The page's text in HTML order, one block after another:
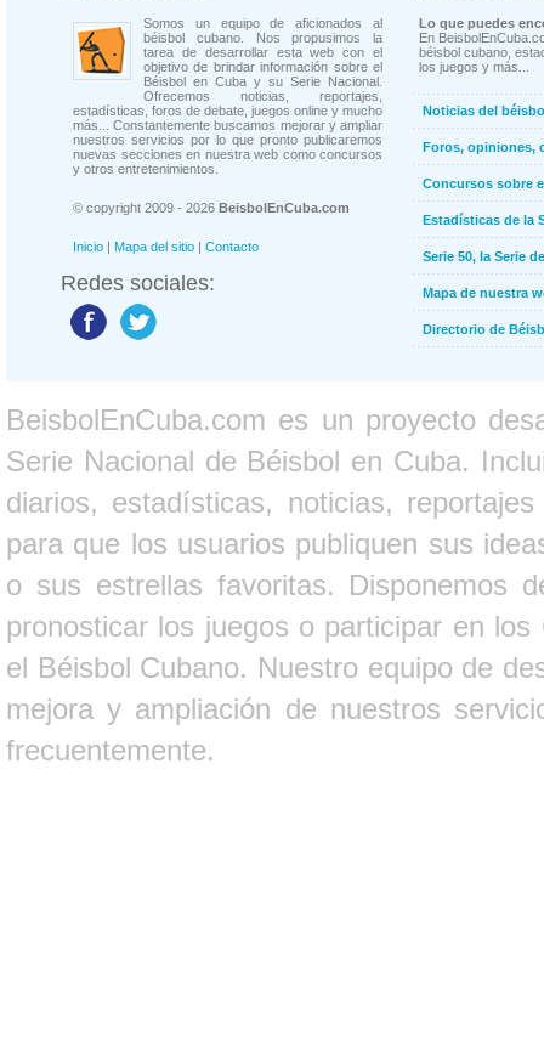
Somos un equipo de aficionados al
béisbol cubano. Nos propusimos la
tarea de desarrollar esta web con el
objetivo de brindar información sobre el
Béisbol en Cuba y su Serie Nacional.
Ofrecemos noticias, reportajes,
estadísticas, foros de debate, juegos online y mucho
más... Constantemente buscamos mejorar y ampliar
nuestros servicios por lo que pronto publicaremos
nuevas secciones en nuestra web como concursos
y otros entretenimientos.
© copyright 2009 - 2026 BeisbolEnCuba.com
Inicio | Mapa del sitio | Contacto
Redes sociales:
Lo que puedes
En
béisbol cubano,
los juegos y más...
Noticias del
Foros, opiniones,
Concursos sobre
Estadísticas de la
Serie 50, la Serie
Mapa de nuestra
Directorio de
BeisbolEnCuba.com es un proyecto
Serie Nacional de Béisbol en Cuba.
diarios, estadísticas, noticias,
para que los usuarios publiquen sus
o sus estrellas favoritas. Disponemos
pronosticar los juegos o participar en
el Béisbol Cubano. Nuestro equipo de
mejora y ampliación de nuestros
frecuentemente.